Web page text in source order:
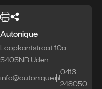
Autonique
Loopkantstraat 10a
5405NB Uden
info@autonique.nl
0413
248050